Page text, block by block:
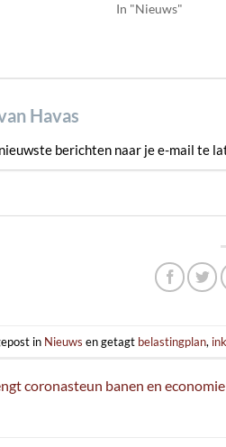
In "Nieuws"
Havas
berichten naar je e-mail te
in Nieuws en getagt belastingplan,
coronasteun banen en economie